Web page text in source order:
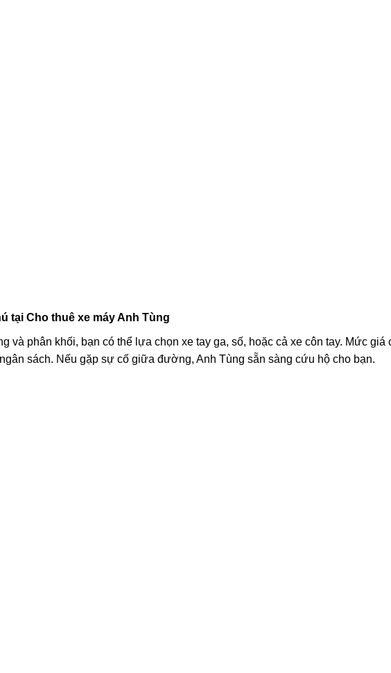
tại Cho thuê xe máy Anh Tùng
và phân khối, bạn có thể lựa chọn xe tay ga, số, hoặc cả xe côn tay. Mức giá
sách. Nếu gặp sự cố giữa đường, Anh Tùng sẵn sàng cứu hộ cho bạn.